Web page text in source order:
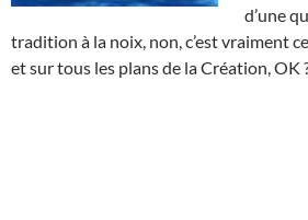
d’une
tradition à la noix, non, c’est vraiment
et sur tous les plans de la Création, OK